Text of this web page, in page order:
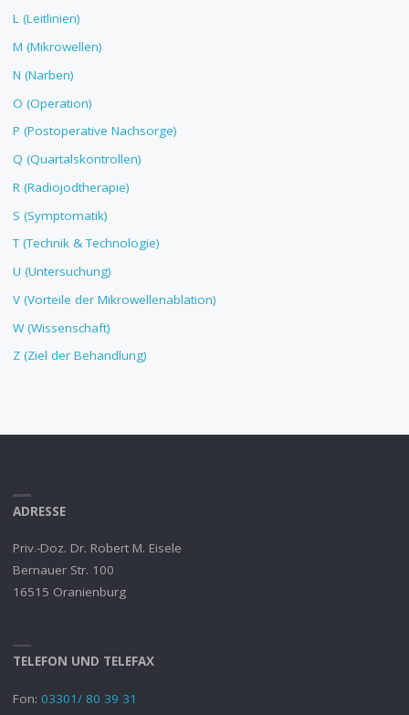
L (Leitlinien)
M (Mikrowellen)
N (Narben)
O (Operation)
P (Postoperative Nachsorge)
Q (Quartalskontrollen)
R (Radiojodtherapie)
S (Symptomatik)
T (Technik & Technologie)
U (Untersuchung)
V (Vorteile der Mikrowellenablation)
W (Wissenschaft)
Z (Ziel der Behandlung)
ADRESSE
Priv.-Doz. Dr. Robert M. Eisele
Bernauer Str. 100
16515 Oranienburg
TELEFON UND TELEFAX
Fon: 03301/ 80 39 31